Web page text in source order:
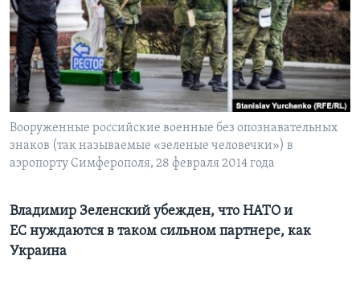
Learning English
СОЦИАЛЬНЫЕ СЕТИ
Языки
Вооруженные российские военные без опознавательных
знаков (так называемые «зеленые человечки») в
аэропорту Симферополя, 28 февраля 2014 года
Владимир Зеленский убежден, что НАТО и
ЕС нуждаются в таком сильном партнере, как
Украина